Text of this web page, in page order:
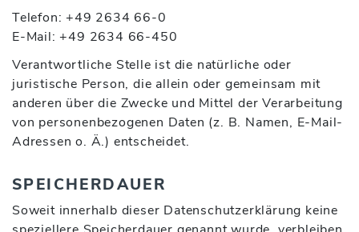
Telefon: +49 2634 66-0
E-Mail: +49 2634 66-450
Verantwortliche Stelle ist die natürliche oder
juristische Person, die allein oder gemeinsam mit
anderen über die Zwecke und Mittel der Verarbeitung
von personenbezogenen Daten (z. B. Namen, E-Mail-
Adressen o. Ä.) entscheidet.
SPEICHERDAUER
Soweit innerhalb dieser Datenschutzerklärung keine